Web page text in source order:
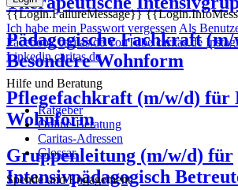
Teilzeit
Pädagogische Fachkraft
Besondere Wohnform
Pflegefachkraft (m/w/d) für
Wohnform
Gruppenleitung (m/w/d) für
Intensivpädagogisch
{{Login.FailureMessage}}
Ich habe mein Passwort vergessenAls
Facebook caritas.deYouTube caritas.de
Linkedin caritas.de
Hilfe und Beratung
Ratgeber
Online-Beratung
Caritas-Adressen
Glossar
Spende und Engagement